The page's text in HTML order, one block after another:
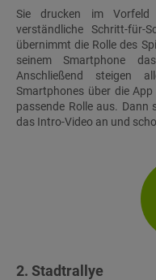
Sie drucken im
verständliche Schritt-für-
übernimmt die Rolle des
seinem Smartphone
Anschließend steigen
Smartphones über die
passende Rolle aus. Dann
das Intro-Video an und
2. Stadtrallye